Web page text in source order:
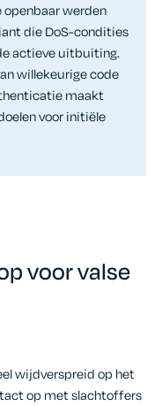
werden
die DoS-condities
actieve uitbuiting.
willekeurige code
maakt
voor initiële
voor valse
wijdverspreid op het
op met slachtoffers